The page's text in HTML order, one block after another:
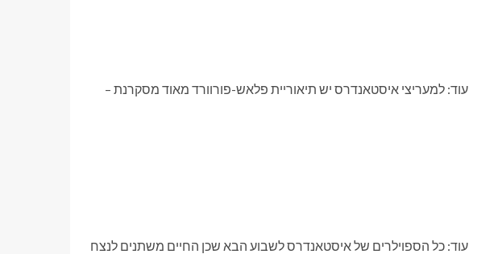
עוד: למעריצי איסטאנדרס יש תיאוריית פלאש-פורוורד מאוד מסקרנת –
עוד: כל הספוילרים של איסטאנדרס לשבוע הבא שכן החיים משתנים לנצח